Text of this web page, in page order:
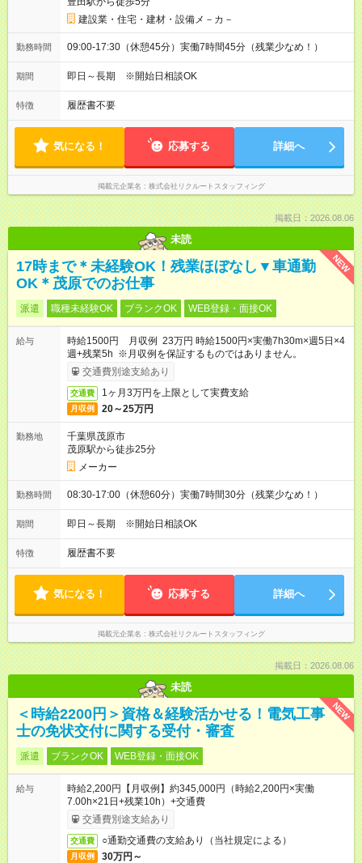
建設業・住宅・建材・設備メ－カ－
勤務時間 09:00-17:30（休憩45分）実働7時間45分（残業少なめ！）
期間 即日～長期 ※開始日相談OK
特徴 履歴書不要
気になる！ 応募する 詳細へ
掲載元企業名 株式会社リクルートスタッフィング
掲載日：2026.08.06
未読
NEW
17時まで＊未経験OK！残業ほぼなし▼車通勤
OK＊茂原でのお仕事
派遣 職種未経験OK ブランクOK WEB登録・面接OK
給与
時給1500円 月収例 23万円 時給1500円×実働7h30m×週5日×4
週+残業5h ※月収例を保証するものではありません。
交通費別途支給あり
交通費 1ヶ月3万円を上限として実費支給
月収例 20～25万円
勤務地
千葉県茂原市
茂原駅から徒歩25分
メーカー
勤務時間 08:30-17:00（休憩60分）実働7時間30分（残業少なめ！）
期間 即日～長期 ※開始日相談OK
特徴 履歴書不要
気になる！ 応募する 詳細へ
掲載元企業名 株式会社リクルートスタッフィング
掲載日：2026.08.06
未読
NEW
＜時給2200円＞資格＆経験活かせる！電気工事
士の免状交付に関する受付・審査
派遣 ブランクOK WEB登録・面接OK
給与
時給2,200円【月収例】約345,000円（時給2,200円×実働
7.00h×21日+残業10h）+交通費
交通費別途支給あり
交通費 ○通勤交通費の支給あり（当社規定による）
月収例 30万円～